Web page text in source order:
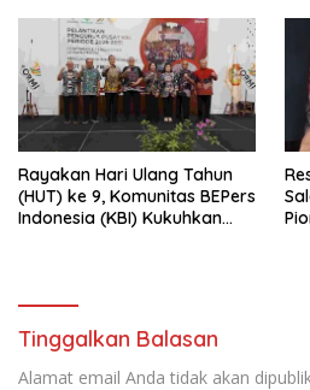
Rayakan Hari Ulang Tahun
(HUT) ke 9, Komunitas BEPers
Indonesia (KBI) Kukuhkan
Pengembangan Organisasi
KBI yang Berbasis Riset di
seluruh Indonesia dan
Mancanegara”.
Tinggalkan Balasan
Alamat email Anda tidak akan